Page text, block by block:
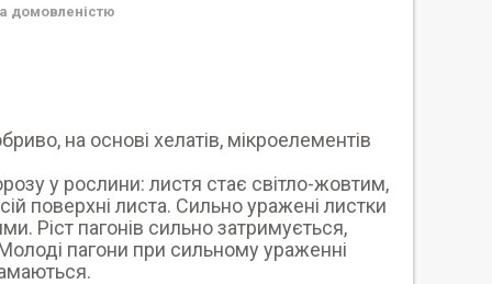
домовленістю
на основі хелатів, мікроелементів
у рослини: листя стає світло-жовтим,
поверхні листа. Сильно уражені листки
Ріст пагонів сильно затримується,
пагони при сильному ураженні